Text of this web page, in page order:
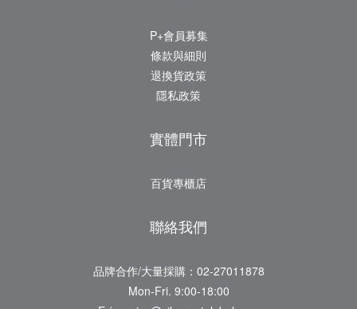
P+會員募集
條款與細則
退換貨政策
隱私政策
實體門市
百貨專櫃店
聯絡我們
品牌合作/大量採購：02-27011878
Mon-Fri. 9:00-18:00